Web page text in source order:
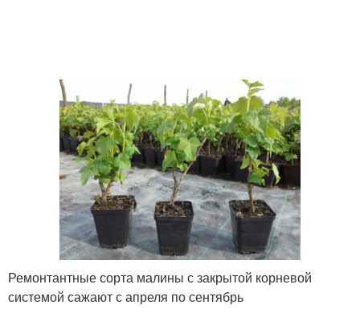
Ремонтантные сорта малины с закрытой корневой
системой сажают с апреля по сентябрь